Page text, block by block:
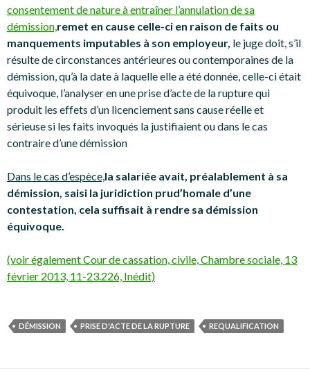
consentement de nature à entraîner l’annulation de sa
démission,remet en cause celle-ci en raison de faits ou
manquements imputables à son employeur, le juge doit, s’il
résulte de circonstances antérieures ou contemporaines de la
démission, qu’à la date à laquelle elle a été donnée, celle-ci était
équivoque, l’analyser en une prise d’acte de la rupture qui
produit les effets d’un licenciement sans cause réelle et
sérieuse si les faits invoqués la justifiaient ou dans le cas
contraire d’une démission
Dans le cas d’espèce,la salariée avait, préalablement à sa
démission, saisi la juridiction prud’homale d’une
contestation, cela suffisait à rendre sa démission
équivoque.
(voir également Cour de cassation, civile, Chambre sociale, 13
février 2013, 11-23.226, Inédit)
DÉMISSION PRISE D'ACTE DE LA RUPTURE REQUALIFICATION